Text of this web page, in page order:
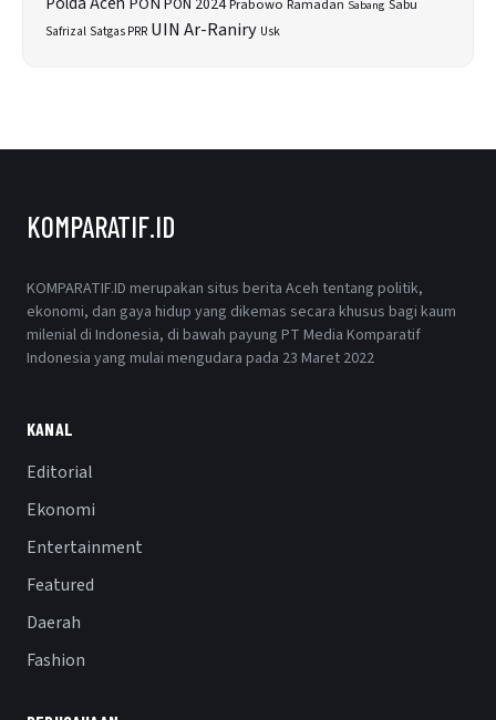
Ramadan Sabang
SafrizalSatgas PRR UIN Ar-Raniry Usk
KOMPARATIF.ID
KOMPARATIF.ID merupakan situs berita Aceh tentang politik,
ekonomi, dan gaya hidup yang dikemas secara khusus bagi kaum
milenial di Indonesia, di bawah payung PT Media Komparatif
Indonesia yang mulai mengudara pada 23 Maret 2022
KANAL
Editorial
Ekonomi
Entertainment
Featured
Daerah
Fashion